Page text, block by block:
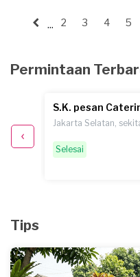
... 2 3 4 5
Permintaan
S.K. pesan
Jakarta Selatan,
Selesai
Tips